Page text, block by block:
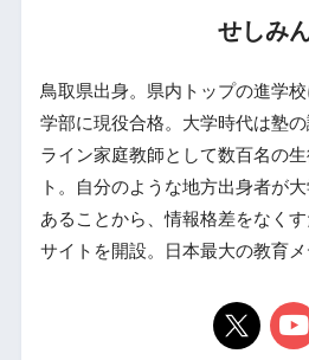
せしみ
鳥取県出身。県内トップの進学
学部に現役合格。大学時代は塾
ライン家庭教師として数百名の
ト。自分のような地方出身者が
あることから、情報格差をなく
サイトを開設。日本最大の教育メ